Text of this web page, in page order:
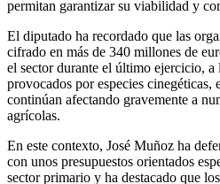
permitan garantizar su viabilidad y
El diputado ha recordado que las
cifrado en más de 340 millones de
el sector durante el último ejercicio, a
provocados por especies cinegéticas,
continúan afectando gravemente a
agrícolas.
En este contexto, José Muñoz ha
con unos presupuestos orientados
sector primario y ha destacado que